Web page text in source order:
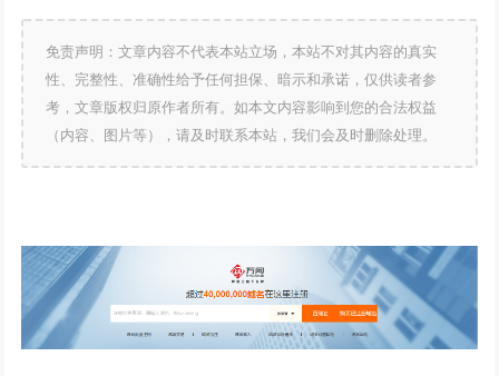
免责声明：文章内容不代表本站立场，本站不对其内容的真实
性、完整性、准确性给予任何担保、暗示和承诺，仅供读者参
考，文章版权归原作者所有。如本文内容影响到您的合法权益
（内容、图片等），请及时联系本站，我们会及时删除处理。